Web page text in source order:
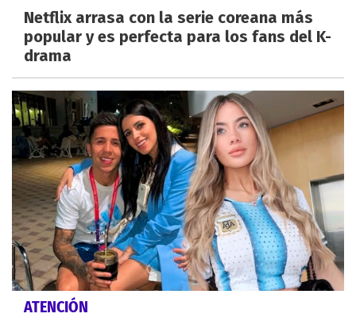
Netflix arrasa con la serie coreana más
popular y es perfecta para los fans del K-
drama
ATENCIÓN